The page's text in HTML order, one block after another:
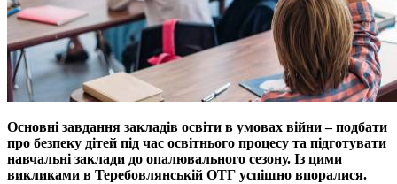
Основнi завдання закладiв освiти в умовах вiйни – подбати
про безпеку дiтей пiд час освiтнього процесу та пiдготувати
навчальнi заклади до опалювального сезону. Iз цими
викликами в Теребовлянськiй ОТГ успiшно впоралися.